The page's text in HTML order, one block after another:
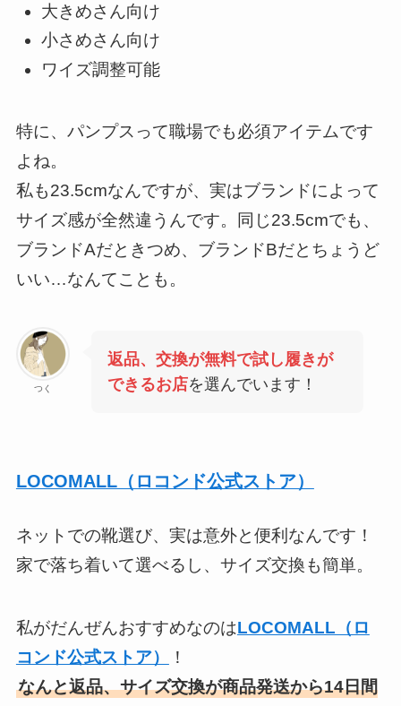
大きめさん向け
小さめさん向け
ワイズ調整可能
特に、パンプスって職場でも必須アイテムです
よね。
私も23.5cmなんですが、実はブランドによって
サイズ感が全然違うんです。同じ23.5cmでも、
ブランドAだときつめ、ブランドBだとちょうど
いい…なんてことも。
つく
返品、交換が無料で試し履きが
できるお店を選んでいます！
LOCOMALL（ロコンド公式ストア）
ネットでの靴選び、実は意外と便利なんです！
家で落ち着いて選べるし、サイズ交換も簡単。
私がだんぜんおすすめなのはLOCOMALL（ロ
コンド公式ストア）
！
なんと返品、サイズ交換が商品発送から14日間